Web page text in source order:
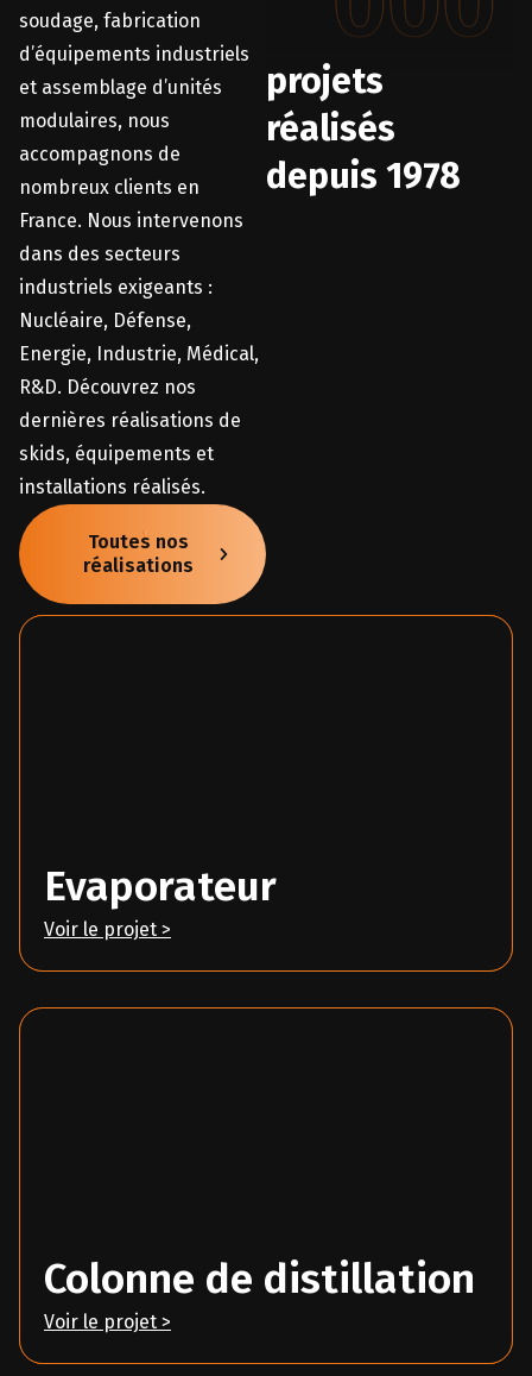
soudage, fabrication
d’équipements industriels
et assemblage d’unités
modulaires, nous
accompagnons de
nombreux clients en
France. Nous intervenons
dans des secteurs
industriels exigeants :
Nucléaire, Défense,
Energie, Industrie, Médical,
R&D. Découvrez nos
dernières réalisations de
skids, équipements et
installations réalisés.
Toutes nos
réalisations
projets
réalisés
depuis 1978
Evaporateur
Voir le projet >
Colonne de distillation
Voir le projet >